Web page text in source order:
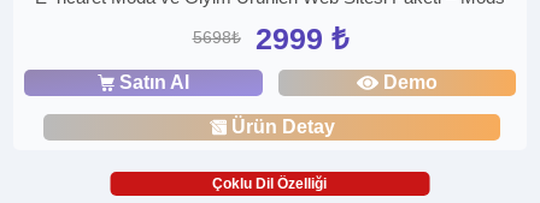
5698₺ 2999 ₺
Satın Al Demo
Ürün Detay
Çoklu Dil Özelliği